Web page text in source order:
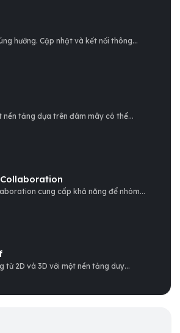
hướng. Cập nhật và kết nối thông...
nền tảng dựa trên đám mây có thể...
cung cấp khả năng để nhóm...
từ 2D và 3D với một nền tảng duy...